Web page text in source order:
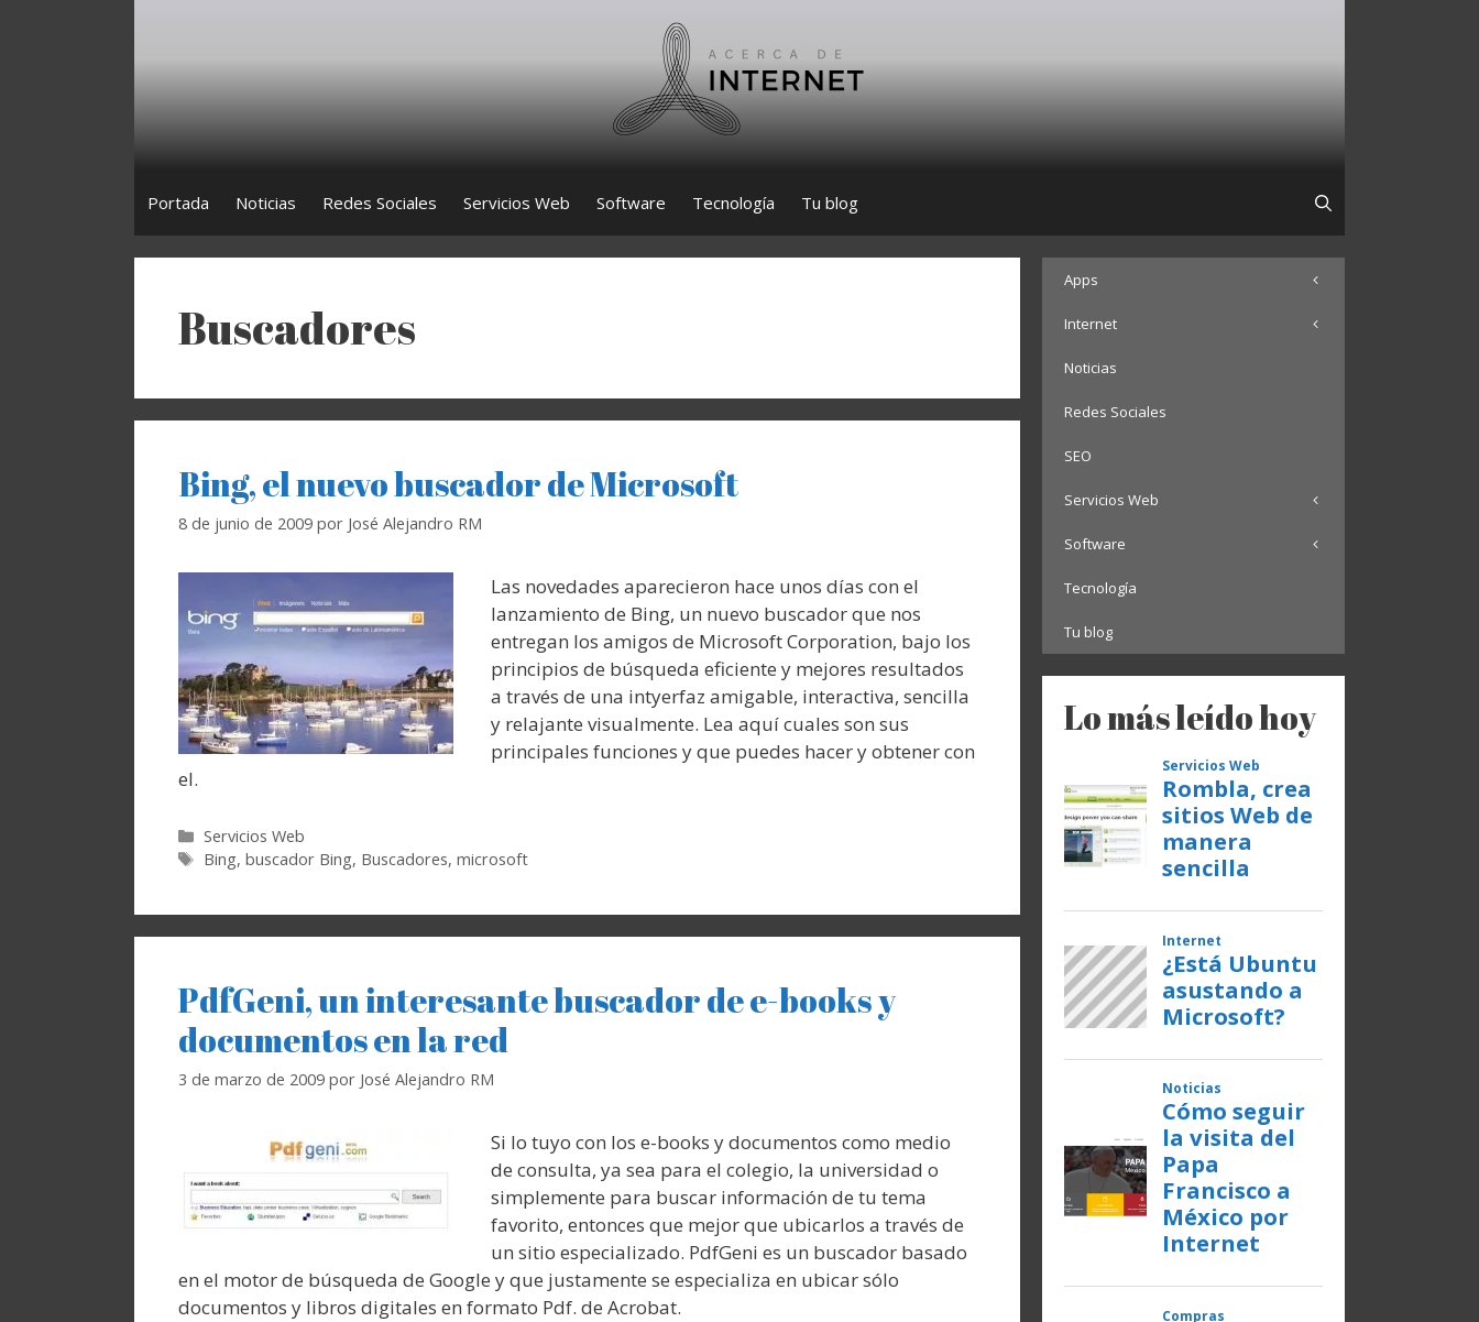
Portada Noticias Redes Sociales Servicios Web Software Tecnología Tu blog
Buscadores
Bing, el nuevo buscador de Microsoft
8 de junio de 2009 por José Alejandro RM
Las novedades aparecieron hace unos días con el
lanzamiento de Bing, un nuevo buscador que nos
entregan los amigos de Microsoft Corporation, bajo los
principios de búsqueda eficiente y mejores resultados
a través de una intyerfaz amigable, interactiva, sencilla
y relajante visualmente. Lea aquí cuales son sus
principales funciones y que puedes hacer y obtener con
el.
Categorías
Servicios Web
Etiquetas
Bing,buscador Bing, Buscadores,microsoft
PdfGeni, un interesante buscador de e-books y
documentos en la red
3 de marzo de 2009 por José Alejandro RM
Si lo tuyo con los e-books y documentos como medio
de consulta, ya sea para el colegio, la universidad o
simplemente para buscar información de tu tema
favorito, entonces que mejor que ubicarlos a través de
un sitio especializado. PdfGeni es un buscador basado
en el motor de búsqueda de Google y que justamente se especializa en ubicar sólo
documentos y libros digitales en formato Pdf. de Acrobat.
Apps
Internet
Noticias
Redes Sociales
SEO
Servicios Web
Software
Tecnología
Tu blog
Lo más leído hoy